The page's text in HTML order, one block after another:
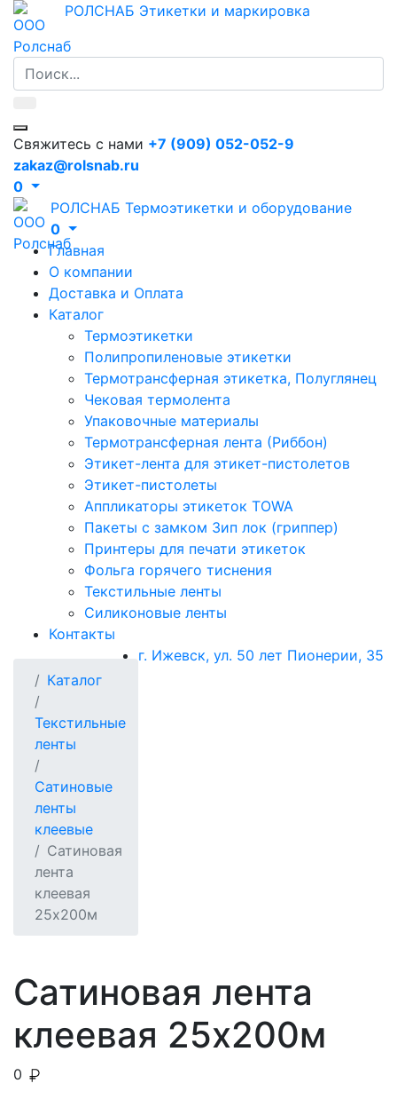
РОЛСНАБ Этикетки и маркировка
Свяжитесь с нами +7 (909) 052-052-9
zakaz@rolsnab.ru
0
РОЛСНАБ Термоэтикетки и оборудование
0
Главная
О компании
Доставка и Оплата
Каталог
Термоэтикетки
Полипропиленовые этикетки
Термотрансферная этикетка, Полуглянец
Чековая термолента
Упаковочные материалы
Термотрансферная лента (Риббон)
Этикет-лента для этикет-пистолетов
Этикет-пистолеты
Аппликаторы этикеток TOWA
Пакеты с замком Зип лок (гриппер)
Принтеры для печати этикеток
Фольга горячего тиснения
Текстильные ленты
Силиконовые ленты
Контакты
г. Ижевск, ул. 50 лет Пионерии, 35
Каталог
Текстильные
ленты
Сатиновые
ленты
клеевые
Сатиновая
лента
клеевая
25x200м
Сатиновая лента
клеевая 25x200м
0